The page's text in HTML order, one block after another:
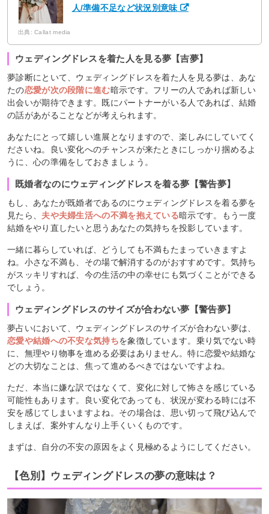
人/準備不足など状況別意味
出典: Callat media
ウェディングドレスを着た人を見る夢【吉夢】
夢診断にといて、ウェディングドレスを着た人を見る夢は、あな
たの恋愛が次の段階に進む暗示です。フリーの人であれば新しい
出会いが期待できます。既にパートナーがいる人であれば、結婚
の話があがることなどが考えられます。
あなたにとって嬉しい進展となりますので、楽しみにしていてく
ださいね。良い変化へのチャンスが来たときにしっかり掴めるよ
うに、心の準備をしておきましょう。
既婚者なのにウェディングドレスを着る夢【警告夢】
もし、あなたが既婚者であるのにウェディングドレスを着る夢を
見たら、 夫や夫婦生活への不満を抱えている暗示です。もう一度
結婚をやり直したいと思うあなたの気持ちを投影しています。
一緒に暮らしていれば、どうしても不満もたまっていきますよ
ね。小さな不満も、その場で解消するのがおすすめです。気持ち
がスッキリすれば、今の生活の中の幸せにも気づくことができる
でしょう。
ウェディングドレスのサイズが合わない夢【警告夢】
夢占いにおいて、ウェディングドレスのサイズが合わない夢は、
恋愛や結婚への不安な気持ちを象徴しています。乗り気でない時
に、無理やり物事を進める必要はありません。特に恋愛や結婚な
どの大切なことは、焦って進めるべきではないですよね。
ただ、本当に嫌な訳ではなくて、変化に対して怖さを感じている
可能性もあります。良い変化であっても、状況が変わる時には不
安を感じてしまいますよね。その場合は、思い切って飛び込んで
しまえば、案外すんなり上手くいくものです。
まずは、自分の不安の原因をよく見極めるようにしてください。
【色別】ウェディングドレスの夢の意味は？